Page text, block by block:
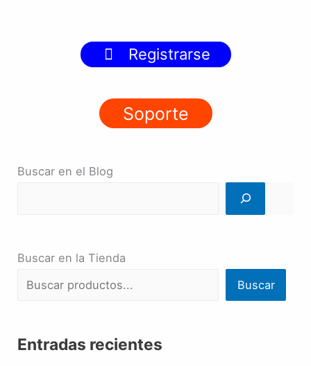
Registrarse
Soporte
Buscar en el Blog
Buscar en la Tienda
Buscar
Entradas recientes